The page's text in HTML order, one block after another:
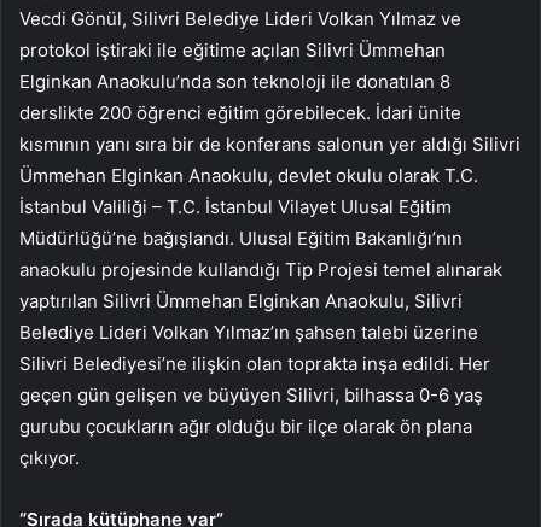
Vecdi Gönül, Silivri Belediye Lideri Volkan Yılmaz ve
protokol iştiraki ile eğitime açılan Silivri Ümmehan
Elginkan Anaokulu’nda son teknoloji ile donatılan 8
derslikte 200 öğrenci eğitim görebilecek. İdari ünite
kısmının yanı sıra bir de konferans salonun yer aldığı Silivri
Ümmehan Elginkan Anaokulu, devlet okulu olarak T.C.
İstanbul Valiliği – T.C. İstanbul Vilayet Ulusal Eğitim
Müdürlüğü’ne bağışlandı. Ulusal Eğitim Bakanlığı’nın
anaokulu projesinde kullandığı Tip Projesi temel alınarak
yaptırılan Silivri Ümmehan Elginkan Anaokulu, Silivri
Belediye Lideri Volkan Yılmaz’ın şahsen talebi üzerine
Silivri Belediyesi’ne ilişkin olan toprakta inşa edildi. Her
geçen gün gelişen ve büyüyen Silivri, bilhassa 0-6 yaş
gurubu çocukların ağır olduğu bir ilçe olarak ön plana
çıkıyor.
“Sırada kütüphane var”